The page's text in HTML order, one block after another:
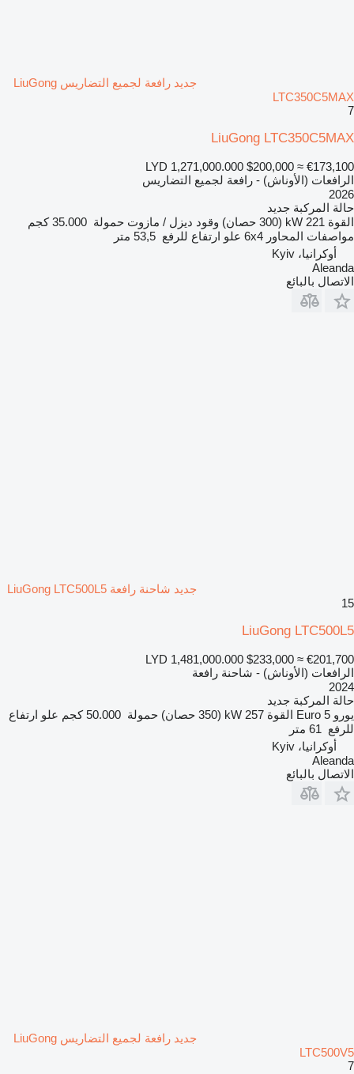
جديد رافعة لجميع التضاريس LiuGong
LTC350C5MAX
7
LiuGong LTC350C5MAX
LYD 1,271,000.000 $200,000 ≈ €173,100
الرافعات (الأوناش) - رافعة لجميع التضاريس
2026
حالة المركبة جديد
القوة 221 kW (300 حصان) وقود ديزل / مازوت حمولة 35.000 كجم
مواصفات المحاور 6x4 علو ارتفاع للرفع 53,5 متر
أوكرانيا، Kyiv
Aleanda
الاتصال بالبائع
جديد شاحنة رافعة LiuGong LTC500L5
15
LiuGong LTC500L5
LYD 1,481,000.000 $233,000 ≈ €201,700
الرافعات (الأوناش) - شاحنة رافعة
2024
حالة المركبة جديد
يورو Euro 5 القوة 257 kW (350 حصان) حمولة 50.000 كجم
علو ارتفاع
للرفع 61 متر
أوكرانيا، Kyiv
Aleanda
الاتصال بالبائع
جديد رافعة لجميع التضاريس LiuGong
LTC500V5
7